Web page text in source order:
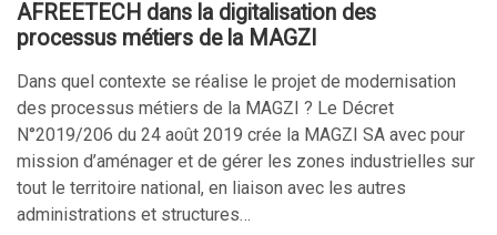
AFREETECH dans la digitalisation des
processus métiers de la MAGZI
Dans quel contexte se réalise le projet de modernisation
des processus métiers de la MAGZI ? Le Décret
N°2019/206 du 24 août 2019 crée la MAGZI SA avec pour
mission d’aménager et de gérer les zones industrielles sur
tout le territoire national, en liaison avec les autres
administrations et structures…